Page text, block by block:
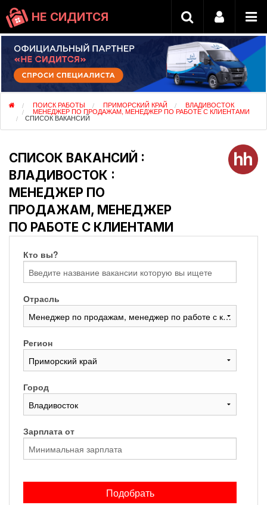
НЕ СИДИТСЯ
ПОИСК РАБОТЫ ПРИМОРСКИЙ КРАЙ ВЛАДИВОСТОК
МЕНЕДЖЕР ПО ПРОДАЖАМ, МЕНЕДЖЕР ПО РАБОТЕ С КЛИЕНТАМИ
СПИСОК ВАКАНСИЙ
СПИСОК ВАКАНСИЙ :
ВЛАДИВОСТОК :
МЕНЕДЖЕР ПО
ПРОДАЖАМ, МЕНЕДЖЕР
ПО РАБОТЕ С КЛИЕНТАМИ
Кто вы?
Отрасль
Регион
Город
Зарплата от
Подобрать